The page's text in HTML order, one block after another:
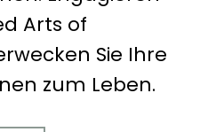
Arts of
Sie Ihre
zum Leben.